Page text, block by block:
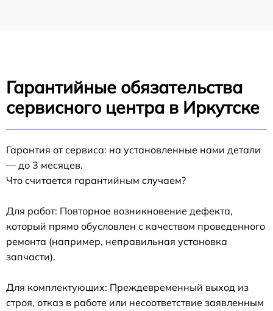
Гарантийные обязательства
сервисного центра в Иркутске
Гарантия от сервиса: на установленные нами детали
— до 3 месяцев.
Что считается гарантийным случаем?
Для работ: Повторное возникновение дефекта,
который прямо обусловлен с качеством проведенного
ремонта (например, неправильная установка
запчасти).
Для комплектующих: Преждевременный выход из
строя, отказ в работе или несоответствие заявленным